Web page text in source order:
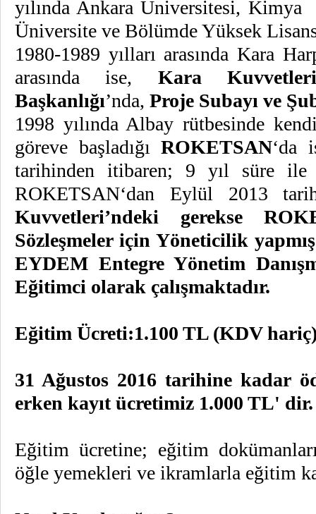
yılında Ankara Üniversitesi,
Üniversite ve Bölümde Yüksek
1980-1989 yılları arasında Kara
arasında ise, Kara
Başkanlığı’nda, Proje Subayı ve
1998 yılında Albay rütbesinde
göreve başladığıROKETSAN
tarihinden itibaren; 9 yıl süre
ROKETSAN‘dan Eylül 2013
Kuvvetleri’ndeki gerekse
Sözleşmeler için Yöneticilik
EYDEM Entegre Yönetim
Eğitimci olarak çalışmaktadır.
Eğitim Ücreti:1.100 TL (KDV
31 Ağustos 2016 tarihine kadar
erken kayıt ücretimiz 1.000 TL'
Eğitim ücretine; eğitim
öğle yemekleri ve ikramlarla eğitim